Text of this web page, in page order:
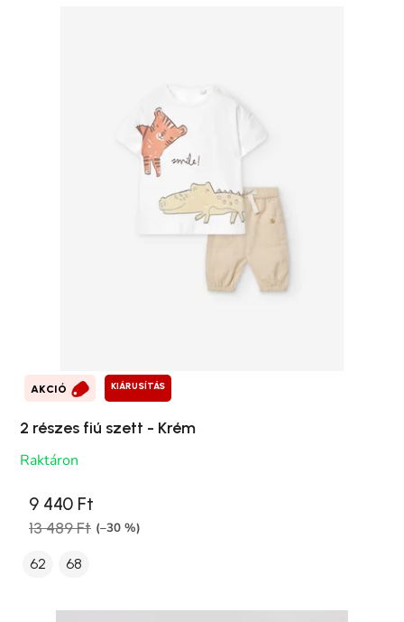
AKCIÓ KIÁRUSÍTÁS
2 részes fiú szett - Krém
Raktáron
9 440 Ft
13 489 Ft (–30 %)
62 68